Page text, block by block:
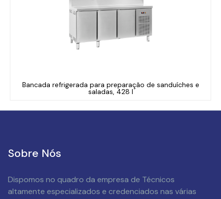
Bancada refrigerada para preparação de sanduíches e
saladas, 428 l
Sobre Nós
Dispomos no quadro da empresa de Técnicos
altamente especializados e credenciados nas várias